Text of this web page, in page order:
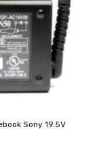
Sony 19.5V